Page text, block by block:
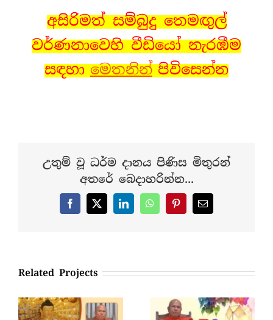
අසිරිමත් සම්බුදු තෙමඟුල්
වර්ණනාවෙහි වීඩියෝ නැරඹීම
සඳහා මෙතනින් පිවිසෙන්න
උතුම් වූ ධර්ම දානය පිණිස මිතුරන්
අතරේ බෙදාහරින්න...
Facebook
X LinkedInWhatsAppPinterestEmail
Related Projects